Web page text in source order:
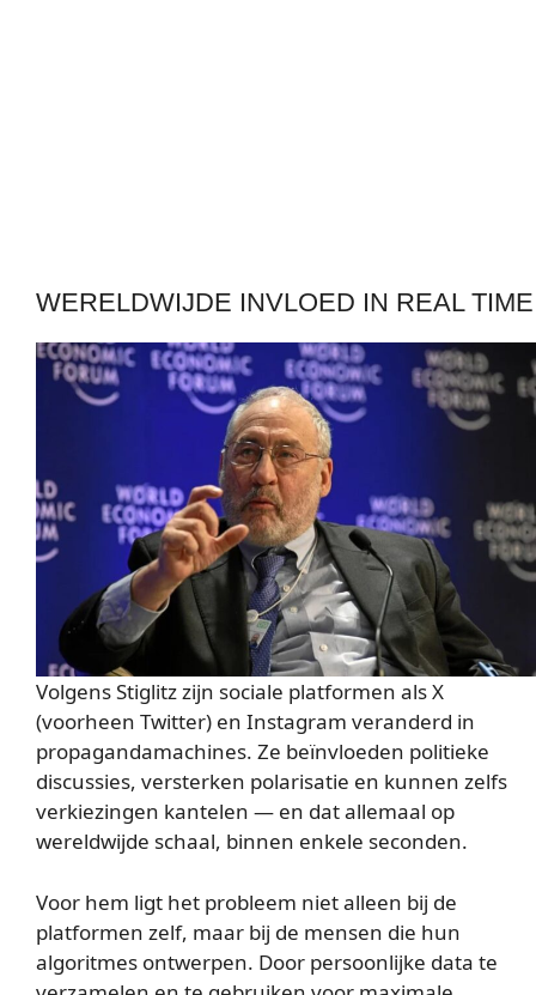
WERELDWIJDE INVLOED IN REAL TIME
Volgens Stiglitz zijn sociale platformen als X
(voorheen Twitter) en Instagram veranderd in
propagandamachines. Ze beïnvloeden politieke
discussies, versterken polarisatie en kunnen zelfs
verkiezingen kantelen — en dat allemaal op
wereldwijde schaal, binnen enkele seconden.
Voor hem ligt het probleem niet alleen bij de
platformen zelf, maar bij de mensen die hun
algoritmes ontwerpen. Door persoonlijke data te